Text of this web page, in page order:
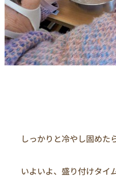
しっかりと冷やし固めた
いよいよ、盛り付けタイム